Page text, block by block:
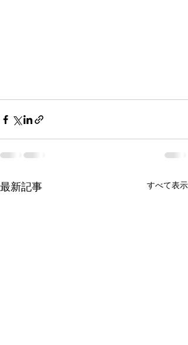
最新記事 すべて表示